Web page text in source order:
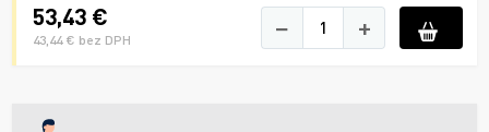
53,43 €
43,44 € bez DPH − +